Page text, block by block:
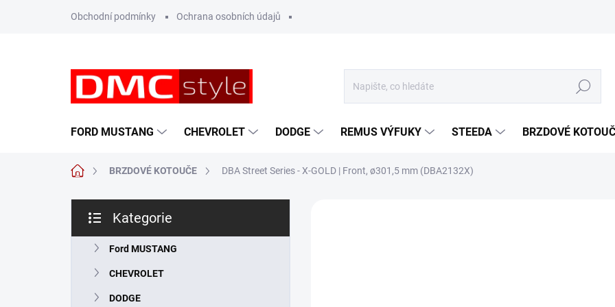
Obchodní podmínky Ochrana osobních údajů
Hledat
FORD MUSTANG CHEVROLET DODGE REMUS VÝFUKY STEEDA BRZDOVÉ
Domů BRZDOVÉ KOTOUČE DBA Street Series - X-GOLD | Front, ø301,5 mm (DBA2132X)
s
kategorie
Kategorie
Ford MUSTANG
CHEVROLET
DODGE